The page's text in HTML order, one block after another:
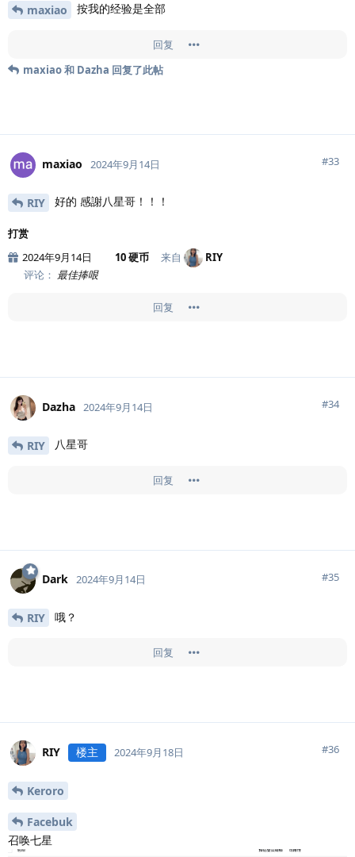
maxiao 按我的经验是全部
回复
maxiao和 Dazha 回复了此帖
maxiao 2024年9月14日 #33
RIY 好的 感謝八星哥！！！
打赏
2024年9月14日
10 硬币 来自
RIY
评论： 最佳捧哏
回复
Dazha 2024年9月14日 #34
RIY 八星哥
回复
Dark 2024年9月14日 #35
RIY 哦？
回复
RIY 楼主 2024年9月18日 #36
Keroro
Facebuk
召唤七星